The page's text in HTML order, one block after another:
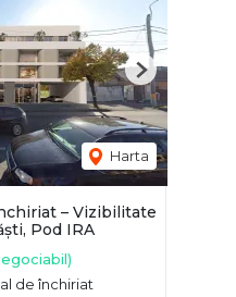
Harta
Next
– Vizibilitate
Pod IRA
de închiriat